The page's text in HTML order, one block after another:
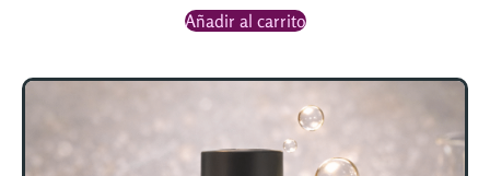
Añadir al carrito